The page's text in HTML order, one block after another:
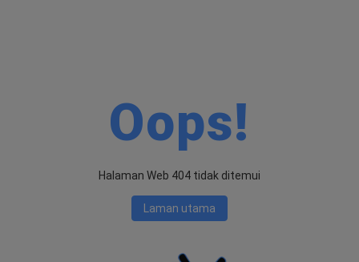
Oops!
Halaman Web 404 tidak ditemui
Laman utama